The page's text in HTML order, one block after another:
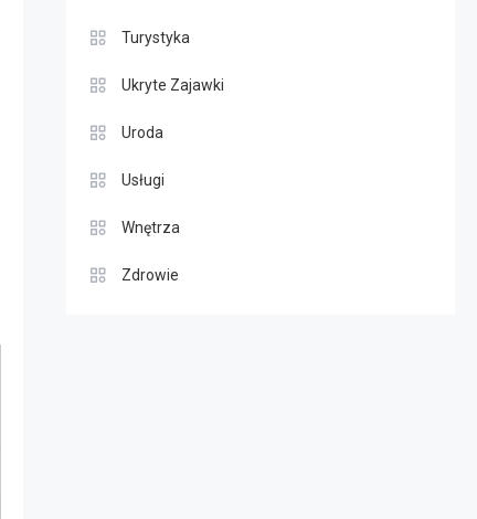
Turystyka
Ukryte Zajawki
Uroda
Usługi
Wnętrza
Zdrowie